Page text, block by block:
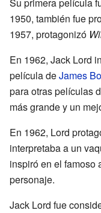
Su primera película
1950, también fue
1957, protagonizó
En 1962, Jack Lord
película deJames
para otras películas
más grande y un
En 1962, Lord
interpretaba a un
inspiró en el famoso
personaje.
Jack Lord fue